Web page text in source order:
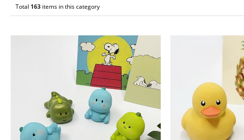
Total 163 items in this category